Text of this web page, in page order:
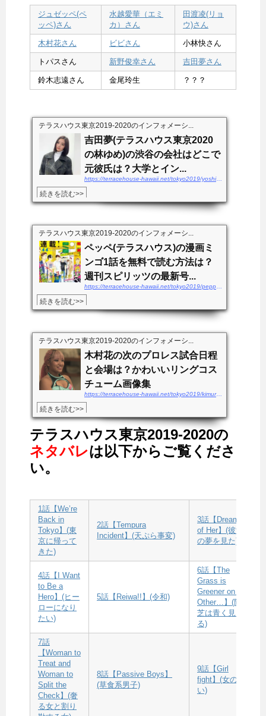
ジュゼッペ(ペ
ッペ)さん
水越愛華（エミ
カ）さん
田渡凌(リョ
ウ)さん
木村花さん ビビさん 小林快さん
トパスさん 新野俊幸さん 吉田夢さん
鈴木志遠さん 金尾玲生 ？？？
テラスハウス東京2019-2020のインフォメーシ...
吉田夢(テラスハウス東京2020
の林ゆめ)の渋谷の会社はどこで
元彼氏は？大学とイン...
https://terracehouse-hawaii.net/tokyo2019/yoshidayume-kaisha
続きを読む>>
テラスハウス東京2019-2020のインフォメーシ...
ペッペ(テラスハウス)の漫画ミ
ンゴ1話を無料で読む方法は？
週刊スピリッツの最新号...
続きを読む>>
テラスハウス東京2019-2020のインフォメーシ...
木村花の次のプロレス試合日程
と会場は？かわいいリングコス
チューム画像集
https://terracehouse-hawaii.net/tokyo2019/kimurahana-shiainittei
続きを読む>>
テラスハウス東京2019-2020の
ネタバレは以下からご覧くださ
い。
1話【We’re
Back in
Tokyo】(東
京に帰って
きた)
2話【Tempura
Incident】(天ぷら事変)
3話【Dreamed
of Her】(彼女
の夢を見た)
4話【I Want
to Be a
Hero】(ヒー
ローになり
たい)
5話【Reiwa!!】(令和)
6話【The
Grass is
Greener on the
Other…】(隣の
芝は青く見え
る)
7話
【Woman to
Treat and
Woman to
Split the
Check】(奢
る女と割り
8話【Passive Boys】
(草食系男子)
9話【Girl
fight】(女の闘
い)